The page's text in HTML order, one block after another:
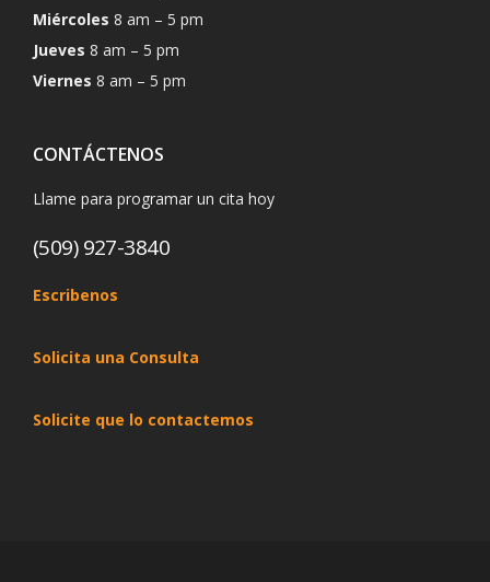
Miércoles 8 am – 5 pm
Jueves 8 am – 5 pm
Viernes 8 am – 5 pm
CONTÁCTENOS
Llame para programar un cita hoy
(509) 927-3840
Escribenos
Solicita una Consulta
Solicite que lo contactemos